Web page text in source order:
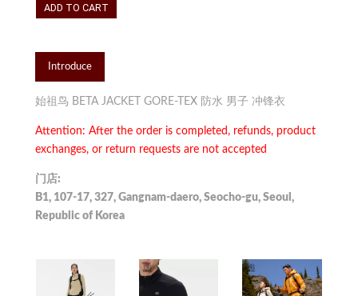
ADD TO CART
Introduce
始祖鸟 BETA JACKET GORE-TEX 防水 男子 冲锋衣
Attention: After the order is completed, refunds, product
exchanges, or return requests are not accepted
门店:
B1, 107-17, 327, Gangnam-daero, Seocho-gu, Seoul,
Republic of Korea ​